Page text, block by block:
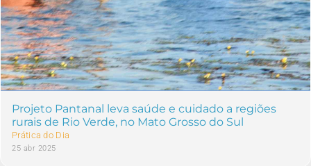
Projeto Pantanal leva saúde e cuidado a regiões
rurais de Rio Verde, no Mato Grosso do Sul
Prática do Dia
25 abr 2025